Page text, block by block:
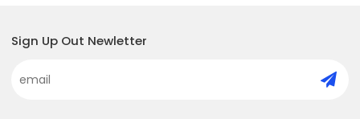
Sign Up Out Newletter